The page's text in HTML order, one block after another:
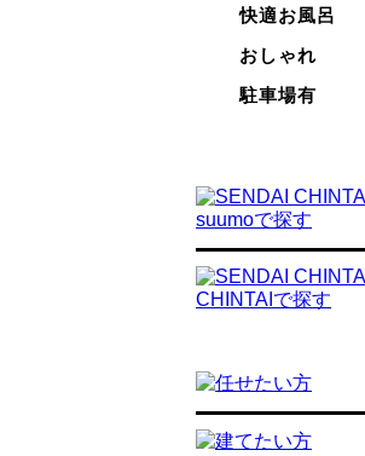
快適お風呂
おしゃれ
駐車場有